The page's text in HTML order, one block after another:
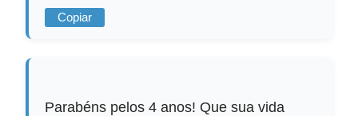
Copiar
Parabéns pelos 4 anos! Que sua vida